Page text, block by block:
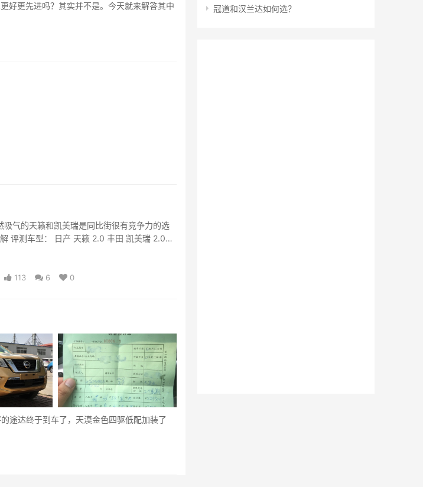
好更先进吗？其实并不是。今天就来解答其中
气的天籁和凯美瑞是同比街很有竞争力的选
评测车型： 日产 天籁 2.0 丰田 凯美瑞 2.0
113 6 0
途达终于到车了，天漠金色四驱低配加装了
冠道和汉兰达如何选？